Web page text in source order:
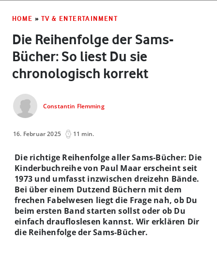
HOME » TV & ENTERTAINMENT
Die Reihenfolge der Sams-
Bücher: So liest Du sie
chronologisch korrekt
Constantin Flemming
16. Februar 2025 11 min.
Die richtige Reihenfolge aller Sams-Bücher: Die
Kinderbuchreihe von Paul Maar erscheint seit
1973 und umfasst inzwischen dreizehn Bände.
Bei über einem Dutzend Büchern mit dem
frechen Fabelwesen liegt die Frage nah, ob Du
beim ersten Band starten sollst oder ob Du
einfach draufloslesen kannst. Wir erklären Dir
die Reihenfolge der Sams-Bücher.